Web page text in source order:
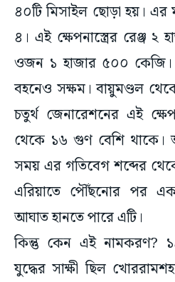
৪০টি মিসাইল ছোড়া হয়।
৪। এই ক্ষেপনাস্ত্রের রেঞ্জ ২
ওজন ১ হাজার ৫০০ কেজি।
বহনেও সক্ষম। বায়ুমণ্ডল
চতুর্থ জেনারেশনের এই
থেকে ১৬ গুণ বেশি থাকে।
সময় এর গতিবেগ শব্দের
এরিয়াতে পৌঁছনোর পর
আঘাত হানতে পারে এটি।
কিন্তু কেন এই নামকরণ?
যুদ্ধের সাক্ষী ছিল